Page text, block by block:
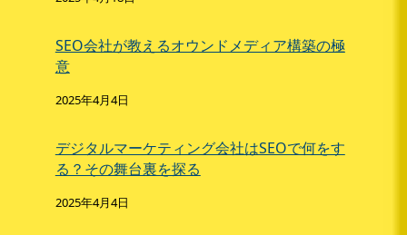
SEO会社が教えるオウンドメディア構築の極
意
2025年4月4日
デジタルマーケティング会社はSEOで何をす
る？その舞台裏を探る
2025年4月4日